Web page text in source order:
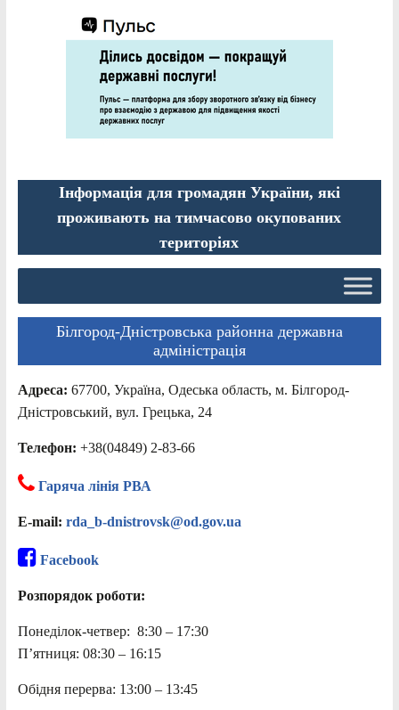
Інформація для громадян України, які
проживають на тимчасово окупованих
територіях
Білгород-Дністровська районна державна
адміністрація
Адреса: 67700, Україна, Одеська область, м. Білгород-
Дністровський, вул. Грецька, 24
Телефон: +38(04849) 2-83-66
Гаряча лінія РВА
E-mail: rda_b-dnistrovsk@od.gov.ua
Facebook
Розпорядок роботи:
Понеділок-четвер: 8:30 – 17:30
П’ятниця: 08:30 – 16:15
Обідня перерва: 13:00 – 13:45